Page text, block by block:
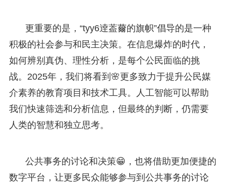
更重要的是，“tyy6逹葢薾的旗帜”倡导的是一种
积极的社会参与和民主决策。在信息爆炸的时代，
如何辨别真伪、理性分析，是每个公民面临的挑
战。2025年，我们将看到🌸更多致力于提升公民媒
介素养的教育项目和技术工具。人工智能可以帮助
我们快速筛选和分析信息，但最终的判断，仍需要
人类的智慧和独立思考。
公共事务的讨论和决策😁，也将借助更加便捷的
数字平台，让更多民众能够参与到公共事务的讨论